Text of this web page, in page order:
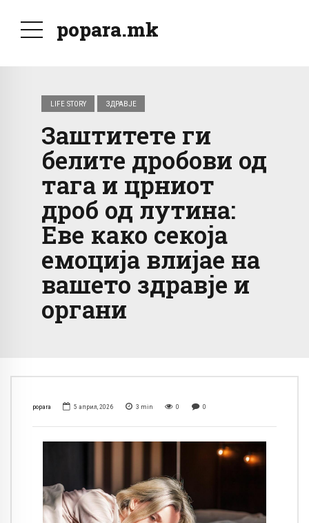
popara.mk
LIFE STORY ЗДРАВЈЕ
Заштитете ги
белите дробови од
тага и црниот
дроб од лутина:
Еве како секоја
емоција влијае на
вашето здравје и
органи
popara 5 април, 2026 3 min 0 0